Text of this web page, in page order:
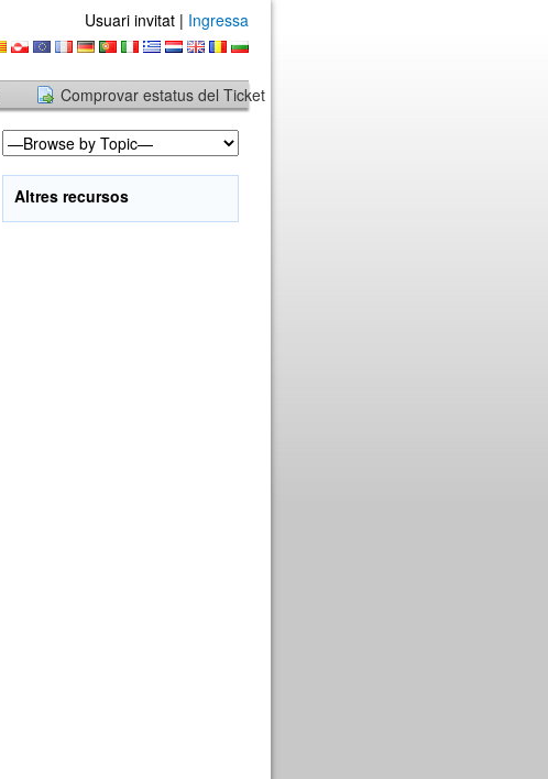
Usuari invitat | Ingressa
Comprovar estatus del Ticket
Altres recursos